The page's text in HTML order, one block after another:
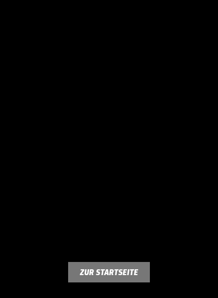
ZUR STARTSEITE